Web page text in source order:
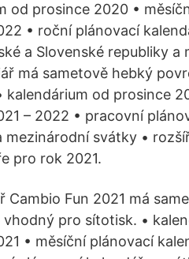
od prosince 2020 •
• roční plánovací
a Slovenské republiky
má sametově hebký
od prosince
– 2022 • pracovní
mezinárodní svátky •
pro rok 2021.
Cambio Fun 2021 má
pro sítotisk. •
• měsíční plánovací